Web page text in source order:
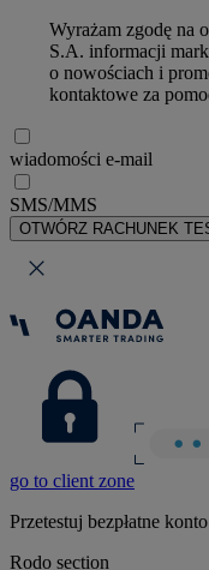
Wyrażam zgodę na
S.A. informacji
o nowościach i
kontaktowe za
wiadomości e-mail
SMS/MMS
OTWÓRZ RACHUNEK
go to client zone
Przetestuj bezpłatne
Rodo section